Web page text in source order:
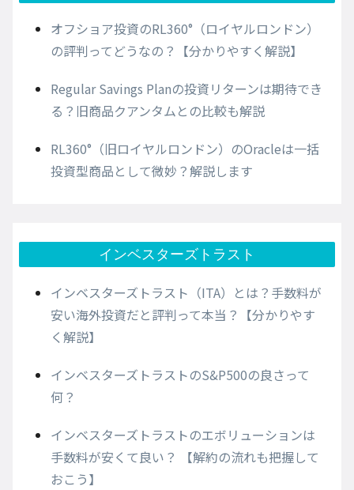
オフショア投資のRL360°（ロイヤルロンドン）
の評判ってどうなの？【分かりやすく解説】
Regular Savings Planの投資リターンは期待でき
る？旧商品クアンタムとの比較も解説
RL360°（旧ロイヤルロンドン）のOracleは一括
投資型商品として微妙？解説します
インベスターズトラスト
インベスターズトラスト（ITA）とは？手数料が
安い海外投資だと評判って本当？【分かりやす
く解説】
インベスターズトラストのS&P500の良さって
何？
インベスターズトラストのエボリューションは
手数料が安くて良い？ 【解約の流れも把握して
おこう】